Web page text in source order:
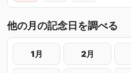
他の月の記念日を調べる
1月 2月